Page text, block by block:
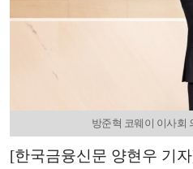
방준혁 코웨이 이사회
[한국금융신문 양현우 기